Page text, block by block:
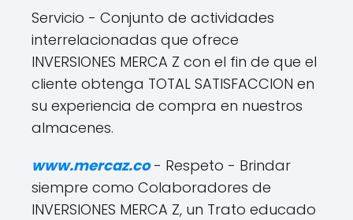
Servicio - Conjunto de actividades
interrelacionadas que ofrece
INVERSIONES MERCA Z con el fin de que el
cliente obtenga TOTAL SATISFACCION en
su experiencia de compra en nuestros
almacenes.
www.mercaz.co- Respeto - Brindar
siempre como Colaboradores de
INVERSIONES MERCA Z, un Trato educado